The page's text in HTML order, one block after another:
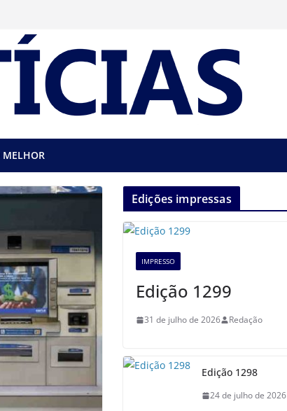
Edições impressas
IMPRESSO
Edição 1299
31 de julho de 2026 Redação
Edição 1298
24 de julho de 2026